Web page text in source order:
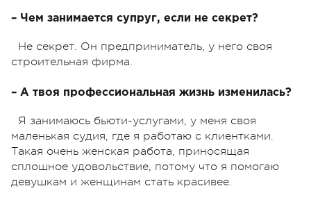
– Чем занимается супруг, если не секрет?
Не секрет. Он предприниматель, у него своя
строительная фирма.
– А твоя профессиональная жизнь изменилась?
Я занимаюсь бьюти-услугами, у меня своя
маленькая судия, где я работаю с клиентками.
Такая очень женская работа, приносящая
сплошное удовольствие, потому что я помогаю
девушкам и женщинам стать красивее.